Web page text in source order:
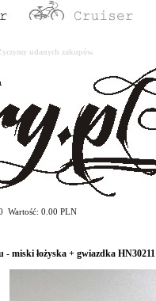
udanych zakupów.
Wartość: 0.00 PLN
miski łożyska + gwiazdka HN30211